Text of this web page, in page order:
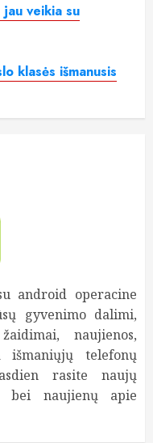
veikia su
klasės išmanusis
android operacine
gyvenimo dalimi,
naujienos,
telefonų
rasite naujų
bei naujienų apie